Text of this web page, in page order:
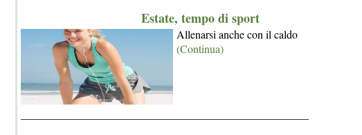
Estate, tempo di sport
Allenarsi anche con il caldo
(Continua)